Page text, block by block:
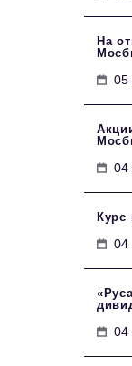
На
05
04
Курс
04
04